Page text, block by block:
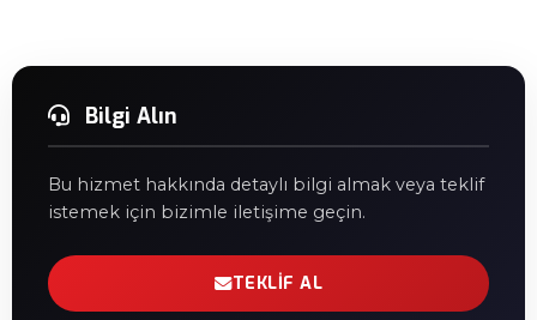
Bilgi Alın
Bu hizmet hakkında detaylı bilgi almak veya teklif
istemek için bizimle iletişime geçin.
TEKLIF AL